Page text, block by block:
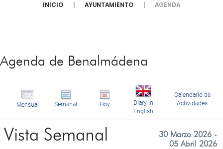
INICIO AYUNTAMIENTO AGENDA
Agenda de Benalmádena
Mensual Semanal Hoy
Diary in
English
Calendario de
Actividades
Vista Semanal
30 Marzo 2026 -
05 Abril 2026